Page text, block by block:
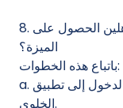
8. كيف يمكن لحاملي البطاقات المؤهلين الحصول على
الميزة؟
باتباع هذه الخطوات:
a. قم بتسجيل الدخول إلى تطبيق GigSky من خلال الهاتف
الخلوي.